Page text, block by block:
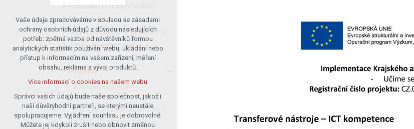
Konzultační hodiny učitelů
Školská rada
Školní poradenské pracoviště
Žákovský parlament
ROBOTEL – Smart Class
Projekty
Rozvoj čtenářské
gramotnosti
Učíme se ze života pro život
Webové stránky školy
Technická cookies
nutná pro provozování webu
udržení kontextu stránek (session):
případná přihlášení, volby jazyka, apod.
Volitelná cookies
analytická pro anonymizované
vyhodnocení návštěvnosti
marketingová cookies (Google)
Více informací o cookies na našem webu
Vaše údaje zpracováváme v souladu se zásadami
ochrany osobních údajů z důvodu následujících
potřeb: zpětná vazba od návštěvníků formou
analytických statistik používání webu, ukládání nebo
přístup k informacím na vašem zařízení, měření
obsahu, reklama a vývoj produktů.
Více informací o cookies na našem webu
Správci vašich údajů bude naše společnost, jakož i
naši důvěryhodní partneři, se kterými neustále
spolupracujeme. Vyjádření souhlasu je dobrovolné.
Můžete jej kdykoli zrušit nebo obnovit změnou